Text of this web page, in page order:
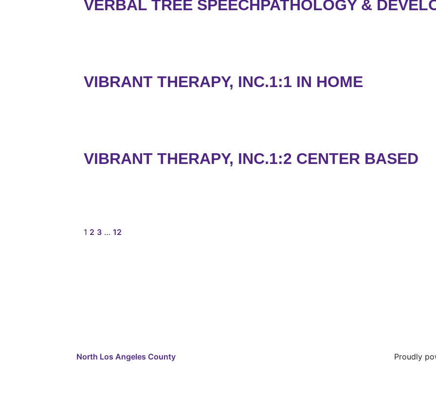
VERBAL TREE SPEECHPATHOLOGY &
VIBRANT THERAPY, INC.1:1 IN HOME
VIBRANT THERAPY, INC.1:2 CENTER BASED
1 2 3 … 12
North Los Angeles County Proudly